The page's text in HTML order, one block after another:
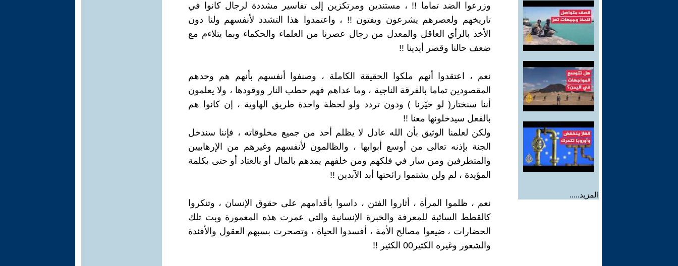
المزيد.....
وزرعوا الضد تماما !! ، مستندين ومرتكزين إلى تفاسير مشددة لرجال كانوا في
تاريخهم ولعصرهم يشرعون ويفتون !! ، واعتمدوا هذا التشدد لأنفسهم ولنا دون
الأخذ بالرأي العاقل والمعدل من رجال عصرنا من العلماء والحكماء وبما يتلاءم مع
ضعف حالنا وقصر أيدينا !!
نعم ، اعتقدوا أنهم ملكوا الحقيقة الكاملة ، وصنفوا أنفسهم بأنهم هم وحدهم
المقصودين تماما بالفرقة الناجية ، وما عداهم فهم حطب النار ووقودها ، ولا يعلمون
أننا سنختار( لو خيّرنا ) ودون تردد ولو لحظة واحدة طريق الهاوية ، إن كانوا هم
بالفعل سيدخلونها معنا !!
ولكن لعلمنا الوثيق بأن الله عادل لا يظلم أحد من جميع مخلوقاته ، فإننا سندخل
الجنة بإذنه تعالى من أوسع أبوابها ، والظالمون لأنفسهم وغيرهم من الإرهابيين
والمتطرفين ومن سار في فلكهم ومن خلفهم يمدهم بالمال أو بالعتاد أو حتى بكلمة
المؤيدة ، لم ولن يشتموا رائحتها أبد الآبدين !!
نعم ، ظلموا المرأة ، أثاروا الفتن ، داسوا بأقدامهم على حقوق الإنسان ، وتنكروا
كالقطط السائبة للمعرفة والخبرة الإنسانية والتي عمرت هذه المعمورة وبت تلك
الحضارات ، ضيعوا مصالح الأمة ، أفسدوا الحياة ، وتصحرت بسبهم العقول والأفئدة
والشعور وغيره الكثير00 الكثير !!